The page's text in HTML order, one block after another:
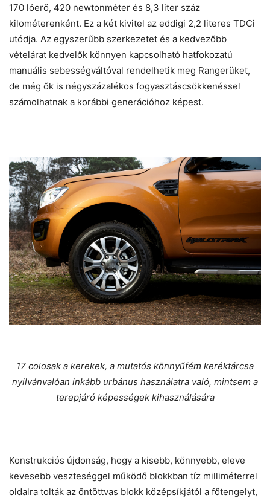
170 lóerő, 420 newtonméter és 8,3 liter száz
kilométerenként. Ez a két kivitel az eddigi 2,2 literes TDCi
utódja. Az egyszerűbb szerkezetet és a kedvezőbb
vételárat kedvelők könnyen kapcsolható hatfokozatú
manuális sebességváltóval rendelhetik meg Rangerüket,
de még ők is négyszázalékos fogyasztáscsökkenéssel
számolhatnak a korábbi generációhoz képest.
17 colosak a kerekek, a mutatós könnyűfém keréktárcsa
nyilvánvalóan inkább urbánus használatra való, mintsem a
terepjáró képességek kihasználására
Konstrukciós újdonság, hogy a kisebb, könnyebb, eleve
kevesebb veszteséggel működő blokkban tíz milliméterrel
oldalra tolták az öntöttvas blokk középsíkjától a főtengelyt,